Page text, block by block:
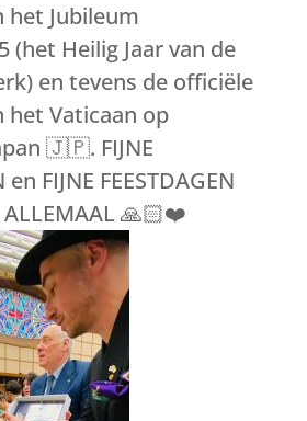
het Jubileum
(het Heilig Jaar van de
en tevens de officiële
het Vaticaan op
🇯🇵. FIJNE
en FIJNE FEESTDAGEN
ALLEMAAL 🙏🏻❤️